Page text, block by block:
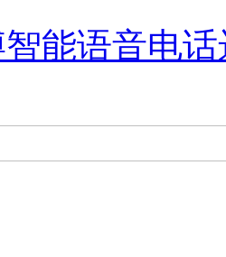
能语音电